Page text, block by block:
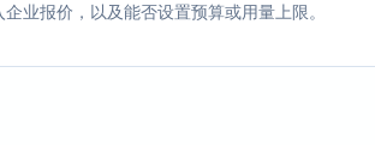
业报价，以及能否设置预算或用量上限。